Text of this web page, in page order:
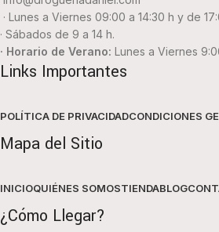
· Lunes a Viernes 09:00 a 14:30 h y de
· Sábados de 9 a 14 h.
· Horario de Verano: Lunes a Viernes
Links Importantes
POLÍTICA DE PRIVACIDADCONDICIONES
Mapa del Sitio
INICIOQUIÉNES SOMOSTIENDABLOG
¿Cómo Llegar?